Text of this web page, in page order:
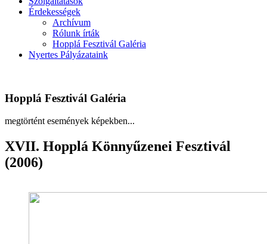
Érdekességek
Archívum
Rólunk írták
Hopplá Fesztivál Galéria
Nyertes Pályázataink
Hopplá Fesztivál Galéria
megtörtént események képekben...
XVII. Hopplá Könnyűzenei Fesztivál
(2006)